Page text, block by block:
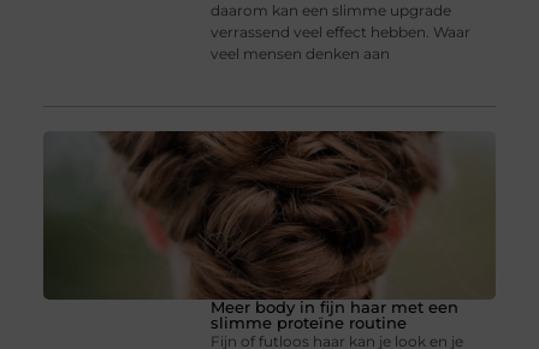
daarom kan een slimme upgrade
verrassend veel effect hebben. Waar
veel mensen denken aan
Meer body in fijn haar met een
slimme proteïne routine
Fijn of futloos haar kan je look en je